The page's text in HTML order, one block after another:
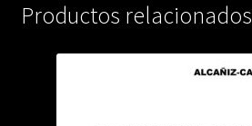
Productos relacionados